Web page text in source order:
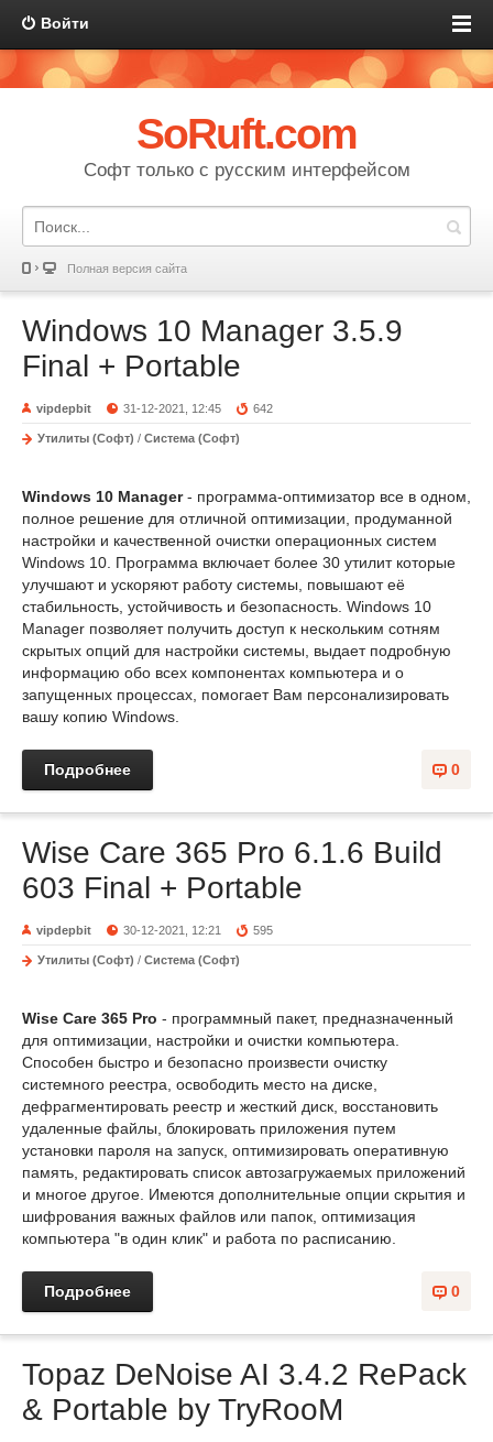
Войти
SoRuft.com
Софт только с русским интерфейсом
Полная версия сайта
Windows 10 Manager 3.5.9
Final + Portable
vipdepbit 31-12-2021, 12:45 642
Утилиты (Софт) / Система (Софт)
Windows 10 Manager- программа-оптимизатор все в одном,
полное решение для отличной оптимизации, продуманной
настройки и качественной очистки операционных систем
Windows 10. Программа включает более 30 утилит которые
улучшают и ускоряют работу системы, повышают её
стабильность, устойчивость и безопасность. Windows 10
Manager позволяет получить доступ к нескольким сотням
скрытых опций для настройки системы, выдает подробную
информацию обо всех компонентах компьютера и о
запущенных процессах, помогает Вам персонализировать
вашу копию Windows.
0
Подробнее
Wise Care 365 Pro 6.1.6 Build
603 Final + Portable
vipdepbit 30-12-2021, 12:21 595
Утилиты (Софт) / Система (Софт)
Wise Care 365 Pro - программный пакет, предназначенный
для оптимизации, настройки и очистки компьютера.
Способен быстро и безопасно произвести очистку
системного реестра, освободить место на диске,
дефрагментировать реестр и жесткий диск, восстановить
удаленные файлы, блокировать приложения путем
установки пароля на запуск, оптимизировать оперативную
память, редактировать список автозагружаемых приложений
и многое другое. Имеются дополнительные опции скрытия и
шифрования важных файлов или папок, оптимизация
компьютера "в один клик" и работа по расписанию.
0
Подробнее
Topaz DeNoise AI 3.4.2 RePack
& Portable by TryRooM